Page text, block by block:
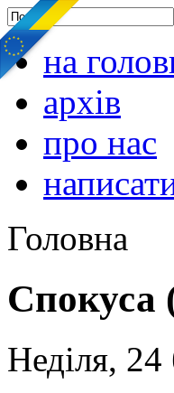
на
архів
про нас
Головна
Спокуса
Неділя,